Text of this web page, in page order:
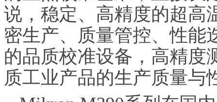
说，稳定、高精度的超高
密生产、质量管控、性能
的品质校准设备，高精度
质工业产品的生产质量与